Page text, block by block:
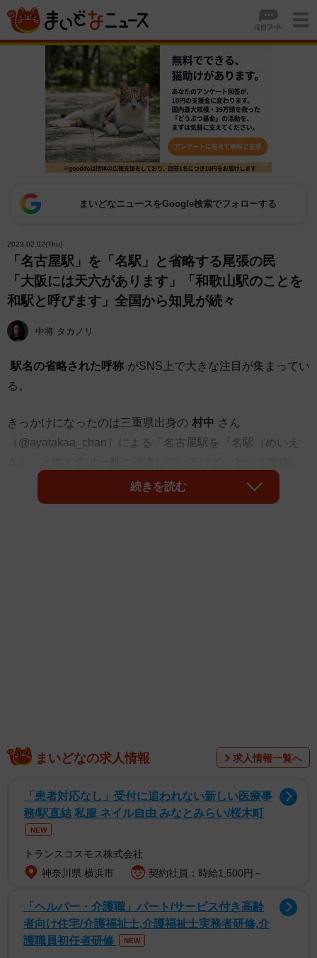
まいどなニュースをGoogle検索でフォローする
2023.02.02(Thu)
「名古屋駅」を「名駅」と省略する尾張の民
「大阪には天六があります」「和歌山駅のことを
和駅と呼びます」全国から知見が続々
中将 タカノリ
駅名の省略された呼称 がSNS上で大きな注目が集まってい
る。
きっかけになったのは三重県出身の 村中 さん
（@ayatakaa_chan）による「名古屋駅を『名駅（めいえ
続きを読む
まいどなの求人情報 求人情報一覧へ
「患者対応なし」受付に追われない新しい医療事
務/駅直結 私服 ネイル自由 みなとみらい/桜木町
NEW
トランスコスモス株式会社
神奈川県 横浜市
契約社員：時給1,500円～
「ヘルパー・介護職」パート/サービス付き高齢
者向け住宅/介護福祉士,介護福祉士実務者研修,介
護職員初任者研修
NEW